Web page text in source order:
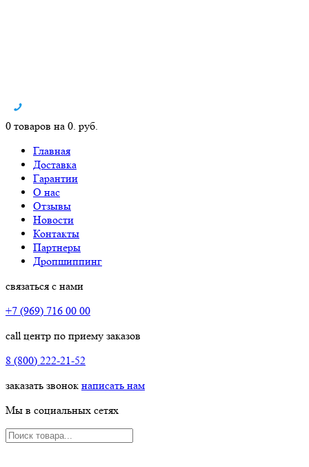
0 товаров на 0. руб.
Главная
Доставка
Гарантии
О нас
Отзывы
Новости
Контакты
Партнеры
Дропшиппинг
связаться с нами
+7 (969) 716 00 00
call центр по приему заказов
8 (800) 222-21-52
заказать звонок написать нам
Мы в социальных сетях